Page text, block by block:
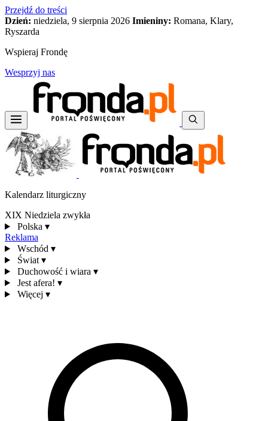
Przejdź do treści
Dzień: niedziela, 9 sierpnia 2026 Imieniny: Romana, Klary,
Ryszarda
Wspieraj Frondę
Wesprzyj nas
Kalendarz liturgiczny
XIX Niedziela zwykła
Polska ▾
Reklama
Wschód ▾
Świat ▾
Duchowość i wiara ▾
Jest afera! ▾
Więcej ▾